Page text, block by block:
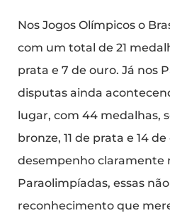
Nos Jogos Olímpicos o
com um total de 21
prata e 7 de ouro. Já nos
disputas ainda
lugar, com 44 medalhas,
bronze, 11 de prata e 14
desempenho claramente
Paraolimpíadas, essas
reconhecimento que